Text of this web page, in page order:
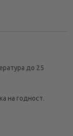
до 25
на годност.